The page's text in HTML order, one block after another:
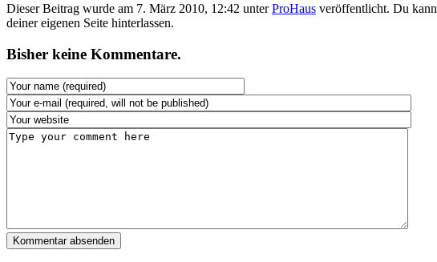
Dieser Beitrag wurde am 7. März 2010, 12:42 unterProHaus veröffentlicht. Du
deiner eigenen Seite hinterlassen.
Bisher keine Kommentare.